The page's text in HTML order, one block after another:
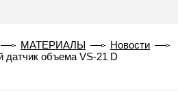
МАТЕРИАЛЫ
Новости
объема VS-21 D